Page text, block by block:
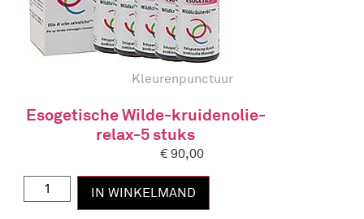
Kleurenpunctuur
Esogetische Wilde-kruidenolie-
relax-5 stuks
€ 90,00
IN WINKELMAND